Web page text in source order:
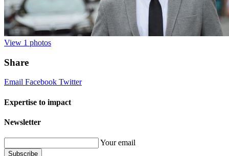
View 1 photos
Share
Email Facebook Twitter
Expertise to impact
Newsletter
Your email
Subscribe